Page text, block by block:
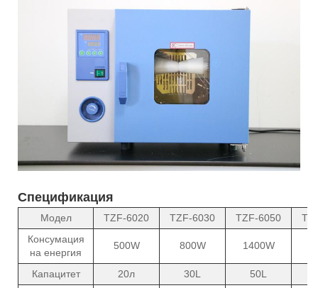
Спецификация
Модел TZF-6020 TZF-6030 TZF-6050
Консумация
на енергия
500W 800W 1400W
Капацитет 20л 30L 50L